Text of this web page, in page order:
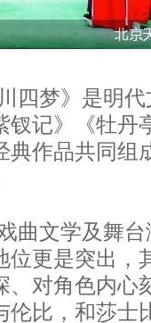
四梦》是明
钗记》《牡丹
典作品共同组
曲文学及舞
位更是突出，
、对角色内心
伦比，和莎士